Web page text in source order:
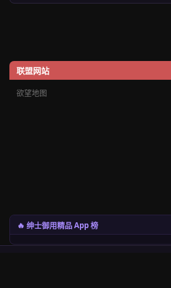
联盟网站
欲望地图
🔥 绅士御用精品 App 榜